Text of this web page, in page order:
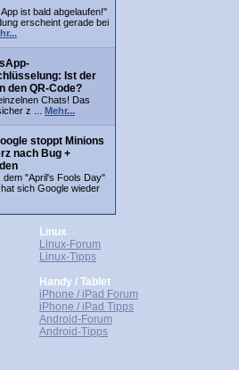
ist bald abgelaufen!"
erscheint gerade bei
Ist der
den QR-Code?
Chats! Das
z ... Mehr...
stoppt Minions
nach Bug +
dem "April's Fools Day"
sich Google wieder
Linux
Linux-Forum
Linux-Tipps
Handy / Tablet
iPhone / iPad Forum
iPhone / iPad Tipps
Android-Forum
Android-Tipps